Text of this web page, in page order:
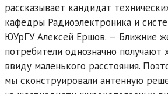
рассказывает кандидат
кафедры Радиоэлектроника и
ЮУрГУ Алексей Ершов. — Ближние
потребители однозначно получают
ввиду маленького расстояния.
мы сконструировали антенную